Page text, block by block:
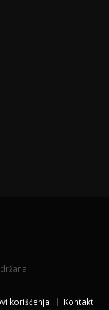
korišćenja Kontakt